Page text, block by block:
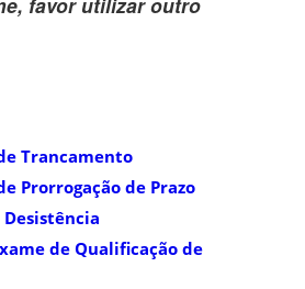
Trancamento
Prorrogação de Prazo
de Qualificação de